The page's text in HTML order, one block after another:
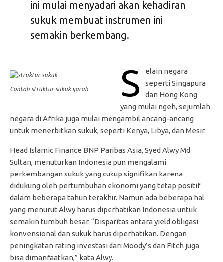
ini mulai menyadari akan kehadiran
sukuk membuat instrumen ini
semakin berkembang.
Contoh struktur sukuk ijarah S
elain negara
seperti Singapura
dan Hong Kong
yang mulai ngeh, sejumlah
negara di Afrika juga mulai mengambil ancang-ancang
untuk menerbitkan sukuk, seperti Kenya, Libya, dan Mesir.
Head Islamic Finance BNP Paribas Asia, Syed Alwy Md
Sultan, menuturkan Indonesia pun mengalami
perkembangan sukuk yang cukup signifikan karena
didukung oleh pertumbuhan ekonomi yang tetap positif
dalam beberapa tahun terakhir. Namun ada beberapa hal
yang menurut Alwy harus diperhatikan Indonesia untuk
semakin tumbuh besar. “Disparitas antara yield obligasi
konvensional dan sukuk harus diperhatikan. Dengan
peningkatan rating investasi dari Moody’s dan Fitch juga
bisa dimanfaatkan,” kata Alwy.